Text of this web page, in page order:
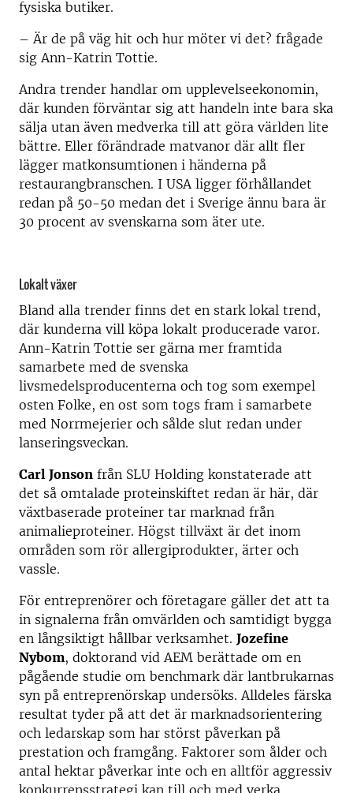
fysiska butiker.
– Är de på väg hit och hur möter vi det? frågade
sig Ann-Katrin Tottie.
Andra trender handlar om upplevelseekonomin,
där kunden förväntar sig att handeln inte bara ska
sälja utan även medverka till att göra världen lite
bättre. Eller förändrade matvanor där allt fler
lägger matkonsumtionen i händerna på
restaurangbranschen. I USA ligger förhållandet
redan på 50-50 medan det i Sverige ännu bara är
30 procent av svenskarna som äter ute.
Lokalt växer
Bland alla trender finns det en stark lokal trend,
där kunderna vill köpa lokalt producerade varor.
Ann-Katrin Tottie ser gärna mer framtida
samarbete med de svenska
livsmedelsproducenterna och tog som exempel
osten Folke, en ost som togs fram i samarbete
med Norrmejerier och sålde slut redan under
lanseringsveckan.
Carl Jonson från SLU Holding konstaterade att
det så omtalade proteinskiftet redan är här, där
växtbaserade proteiner tar marknad från
animalieproteiner. Högst tillväxt är det inom
områden som rör allergiprodukter, ärter och
vassle.
För entreprenörer och företagare gäller det att ta
in signalerna från omvärlden och samtidigt bygga
en långsiktigt hållbar verksamhet. Jozefine
Nybom, doktorand vid AEM berättade om en
pågående studie om benchmark där lantbrukarnas
syn på entreprenörskap undersöks. Alldeles färska
resultat tyder på att det är marknadsorientering
och ledarskap som har störst påverkan på
prestation och framgång. Faktorer som ålder och
antal hektar påverkar inte och en alltför aggressiv
konkurrensstrategi kan till och med verka